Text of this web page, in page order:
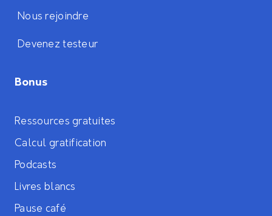
Nous rejoindre
Devenez testeur
Bonus
Ressources gratuites
Calcul gratification
Podcasts
Livres blancs
Pause café